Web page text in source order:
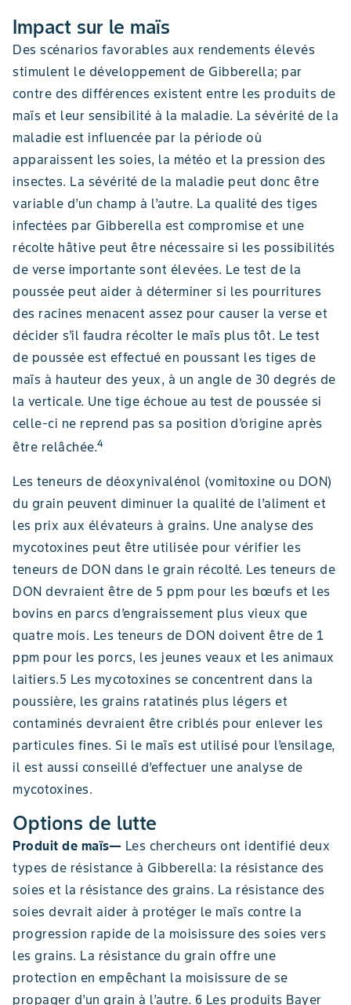
Impact sur le maïs
Des scénarios favorables aux rendements élevés
stimulent le développement de Gibberella; par
contre des différences existent entre les produits de
maïs et leur sensibilité à la maladie. La sévérité de la
maladie est influencée par la période où
apparaissent les soies, la météo et la pression des
insectes. La sévérité de la maladie peut donc être
variable d’un champ à l’autre. La qualité des tiges
infectées par Gibberella est compromise et une
récolte hâtive peut être nécessaire si les possibilités
de verse importante sont élevées. Le test de la
poussée peut aider à déterminer si les pourritures
des racines menacent assez pour causer la verse et
décider s’il faudra récolter le maïs plus tôt. Le test
de poussée est effectué en poussant les tiges de
maïs à hauteur des yeux, à un angle de 30 degrés de
la verticale. Une tige échoue au test de poussée si
celle-ci ne reprend pas sa position d’origine après
être relâchée.4
Les teneurs de déoxynivalénol (vomitoxine ou DON)
du grain peuvent diminuer la qualité de l’aliment et
les prix aux élévateurs à grains. Une analyse des
mycotoxines peut être utilisée pour vérifier les
teneurs de DON dans le grain récolté. Les teneurs de
DON devraient être de 5 ppm pour les bœufs et les
bovins en parcs d’engraissement plus vieux que
quatre mois. Les teneurs de DON doivent être de 1
ppm pour les porcs, les jeunes veaux et les animaux
laitiers.5 Les mycotoxines se concentrent dans la
poussière, les grains ratatinés plus légers et
contaminés devraient être criblés pour enlever les
particules fines. Si le maïs est utilisé pour l’ensilage,
il est aussi conseillé d’effectuer une analyse de
mycotoxines.
Options de lutte
Produit de maïs— Les chercheurs ont identifié deux
types de résistance à Gibberella: la résistance des
soies et la résistance des grains. La résistance des
soies devrait aider à protéger le maïs contre la
progression rapide de la moisissure des soies vers
les grains. La résistance du grain offre une
protection en empêchant la moisissure de se
propager d’un grain à l’autre. 6 Les produits Bayer